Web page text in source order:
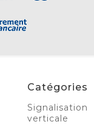
Catégories
Signalisation
verticale